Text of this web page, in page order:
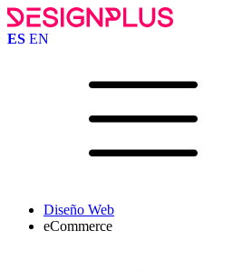
ES EN
Diseño Web
eCommerce